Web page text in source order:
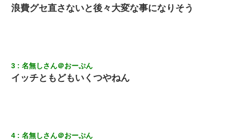
う。会社「仕事がハードだし田舎で娯楽も少ないからキツイの
か…」→ 実際は違った
浪費グセ直さないと後々大変な事になりそう
3 名無しさん＠おーぷん
イッチともどもいくつやねん
4 名無しさん＠おーぷん